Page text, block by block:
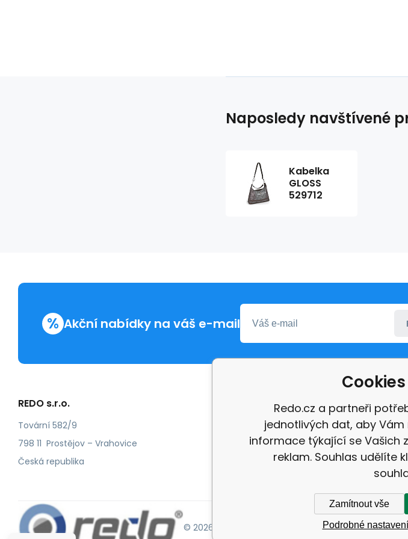
Naposledy navštívené
Kabelka
GLOSS
529712
% Akční nabídky na váš e-mail
REDO s.r.o.
Tovární 582/9
798 11 Prostějov – Vrahovice
Česká republika
Další informace
Reklamace
Recenze
© 2026 Redo.cz |
Cookies
Redo.cz a partneři
jednotlivých dat, aby
informace týkající se Vašich
reklam. Souhlas udělíte
Zamítnout vše
Podrobné